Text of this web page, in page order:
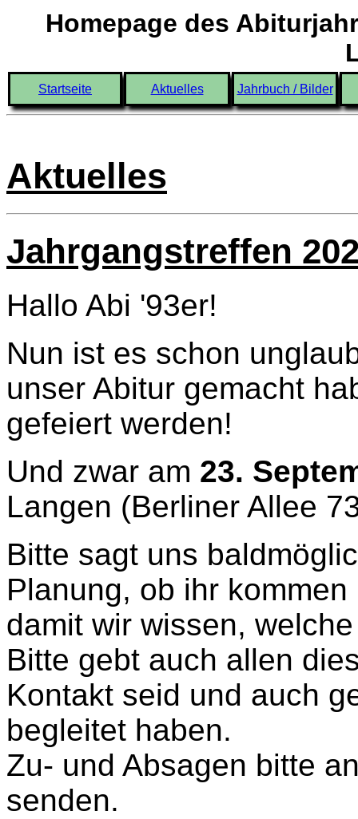
Homepage des
Startseite Aktuelles Jahrbuch / Bilder
Aktuelles
Jahrgangstreffen
Hallo Abi '93er!
Nun ist es schon
unser Abitur gemacht
gefeiert werden!
Und zwar am 23.
Langen (Berliner Allee
Bitte sagt uns
Planung, ob ihr
damit wir wissen,
Bitte gebt auch allen
Kontakt seid und auch
begleitet haben.
Zu- und Absagen bitte
senden.